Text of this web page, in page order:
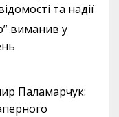
та надії
виманив у
Паламарчук: